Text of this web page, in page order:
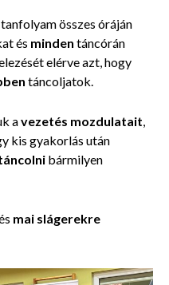
összes óráján
és minden táncórán
elérve azt, hogy
táncoljatok.
avezetés mozdulatait,
kis gyakorlás után
bármilyen
mai slágerekre